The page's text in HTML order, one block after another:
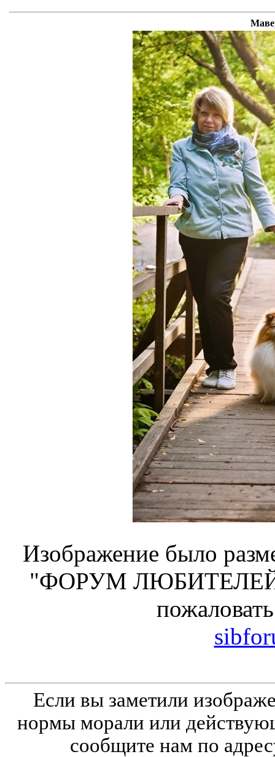
Изображение было
"ФОРУМ
Если вы заметили
нормы морали или
сообщите нам по